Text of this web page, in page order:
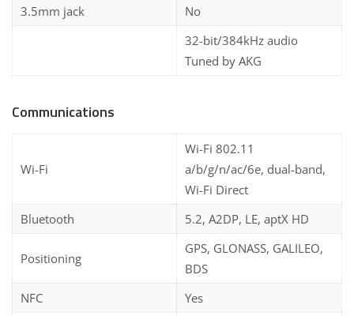
3.5mm jack
No
32-bit/384kHz audio
Tuned by AKG
Communications
Wi-Fi
Wi-Fi 802.11
a/b/g/n/ac/6e, dual-band,
Wi-Fi Direct
Bluetooth
5.2, A2DP, LE, aptX HD
Positioning
GPS, GLONASS, GALILEO,
BDS
NFC
Yes